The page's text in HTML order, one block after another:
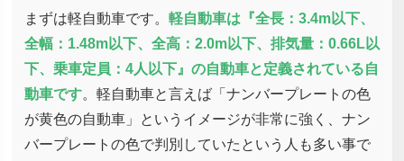
まずは軽自動車です。 軽自動車は『全長：3.4m以下、
全幅：1.48m以下、全高：2.0m以下、排気量：0.66L以
下、乗車定員：4人以下』の自動車と定義されている自
動車です。軽自動車と言えば「ナンバープレートの色
が黄色の自動車」というイメージが非常に強く、ナン
バープレートの色で判別していたという人も多い事で